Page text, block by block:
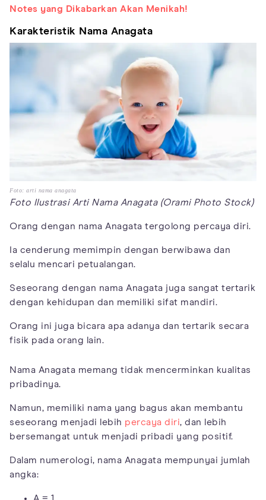
Notes yang Dikabarkan Akan Menikah!
Karakteristik Nama Anagata
Foto: arti nama anagata
Foto Ilustrasi Arti Nama Anagata (Orami Photo Stock)
Orang dengan nama Anagata tergolong percaya diri.
Ia cenderung memimpin dengan berwibawa dan
selalu mencari petualangan.
Seseorang dengan nama Anagata juga sangat tertarik
dengan kehidupan dan memiliki sifat mandiri.
Orang ini juga bicara apa adanya dan tertarik secara
fisik pada orang lain.
Nama Anagata memang tidak mencerminkan kualitas
pribadinya.
Namun, memiliki nama yang bagus akan membantu
seseorang menjadi lebih percaya diri, dan lebih
bersemangat untuk menjadi pribadi yang positif.
Dalam numerologi, nama Anagata mempunyai jumlah
angka: